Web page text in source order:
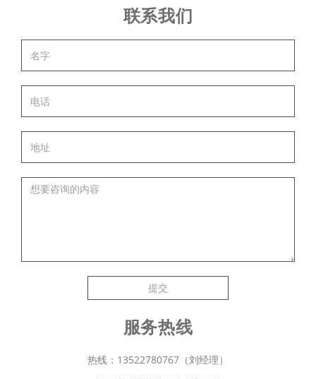
联系我们
提交
服务热线
热线：13522780767（刘经理）